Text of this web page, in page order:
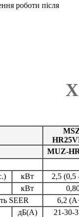
роботи після
MUZ-
кВт
2,5 (0,5
кВт
SEER
6,2
дБ(А)
21-30-